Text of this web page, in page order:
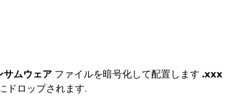
サムウェア ファイルを暗号化して配置します .xxx
ドロップされます.